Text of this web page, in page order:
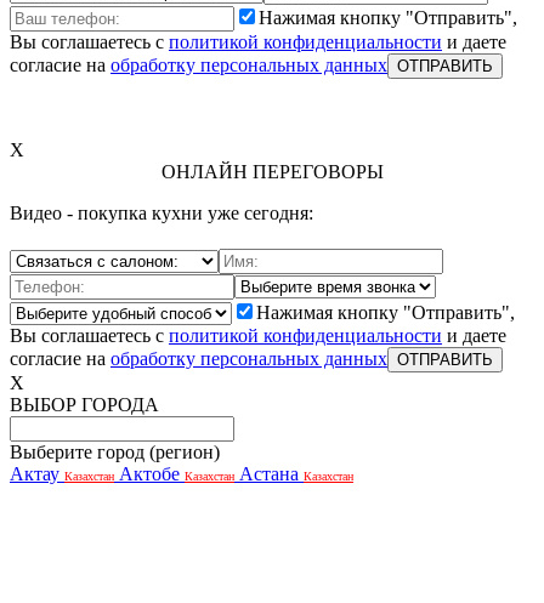
Нажимая кнопку "Отправить",
Вы соглашаетесь с политикой конфиденциальности и даете
согласие на обработку персональных данных
X
ОНЛАЙН ПЕРЕГОВОРЫ
Видео - покупка кухни уже сегодня:
Нажимая кнопку "Отправить",
Вы соглашаетесь с политикой конфиденциальности и даете
согласие на обработку персональных данных
X
ВЫБОР ГОРОДА
Выберите город (регион)
Актау Казахстан Актобе Казахстан Астана Казахстан